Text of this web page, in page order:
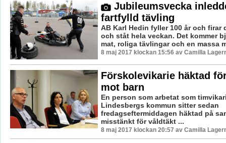
Jubileumsvecka
fartfylld tävling
AB Karl Hedin fyller 100 år och firar
och ståt hela veckan. Det kommer
mat, roliga tävlingar och en massa
8 maj 2017 klockan 15:56 av Camilla
Förskolevikarie häktad
mot barn
En person som arbetat som
Lindesbergs kommun sitter sedan
fredagseftermiddagen häktad på
misstänkt för våldtäkt ...
8 maj 2017 klockan 20:57 av Camilla